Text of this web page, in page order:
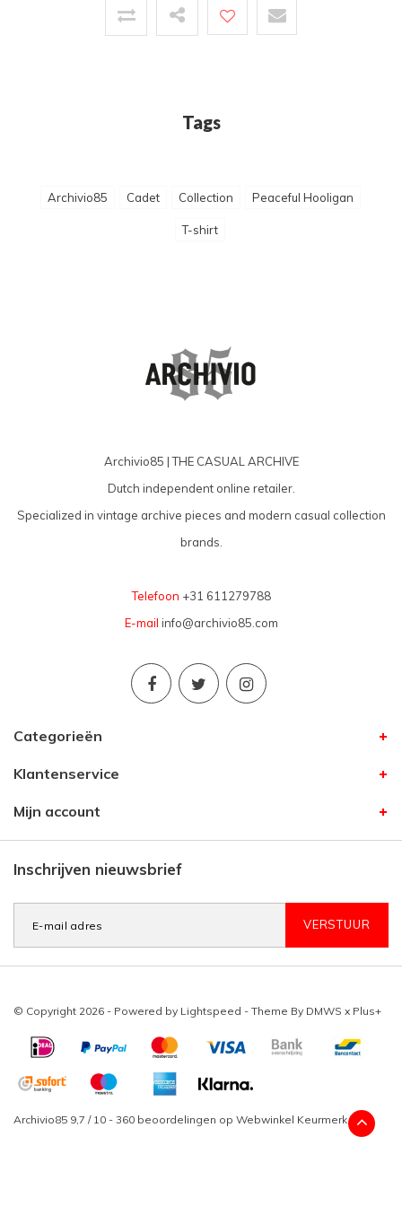
Tags
Archivio85 Cadet Collection Peaceful Hooligan
T-shirt
Archivio85 | THE CASUAL ARCHIVE
Dutch independent online retailer.
Specialized in vintage archive pieces and modern casual collection
brands.
Telefoon +31 611279788
E-mail info@archivio85.com
Categorieën
Klantenservice
Mijn account
Inschrijven nieuwsbrief
VERSTUUR
© Copyright 2026 - Powered by Lightspeed - Theme By DMWS x Plus+
Archivio85 9,7 / 10 - 360 beoordelingen op Webwinkel Keurmerk